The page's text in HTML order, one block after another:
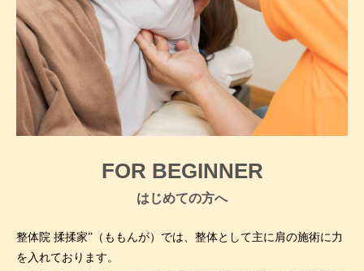
FOR BEGINNER
はじめての方へ
整体院 揉揉家”（ももんが）では、 整体として主に肩の施術に力
を入れております。